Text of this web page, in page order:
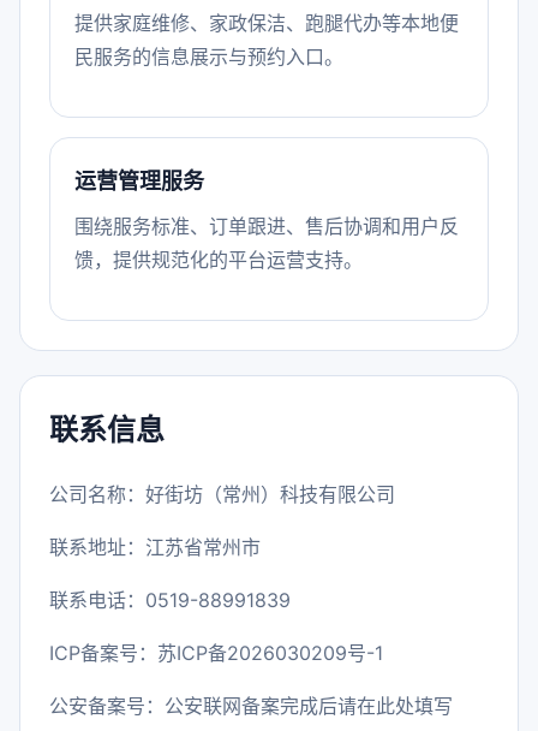
提供家庭维修、家政保洁、跑腿代办等本地便
民服务的信息展示与预约入口。
运营管理服务
围绕服务标准、订单跟进、售后协调和用户反
馈，提供规范化的平台运营支持。
联系信息
公司名称：好街坊（常州）科技有限公司
联系地址：江苏省常州市
联系电话：0519-88991839
ICP备案号： 苏ICP备2026030209号-1
公安备案号：公安联网备案完成后请在此处填写